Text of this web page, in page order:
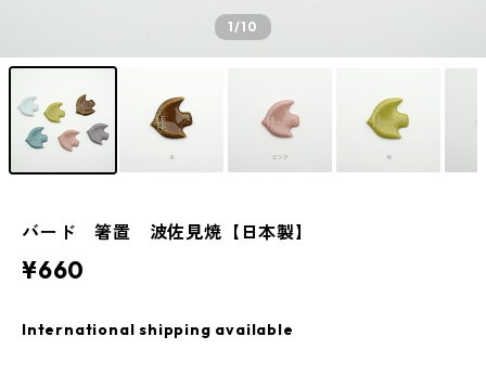
1/10
バード 箸置 波佐見焼【日本製】
¥660
International shipping available